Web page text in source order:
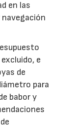
en las
e
de
para
babor y